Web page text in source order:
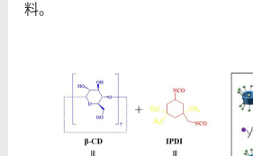
料。